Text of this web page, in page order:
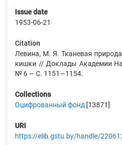
Issue date
1953-06-21
Citation
Левина, М. Я. Тканевая
кишки // Доклады Академии
№ 6 — С. 1151—1154.
Collections
Оцифрованный фонд [13871]
URI
https://elib.gstu.by/handle/